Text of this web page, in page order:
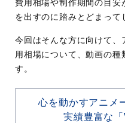
費用相場や制作期間の目
を出すのに踏みとどまって
今回はそんな方に向けて、
用相場について、動画の種
す。
心を動かすアニメ
実績豊富な「